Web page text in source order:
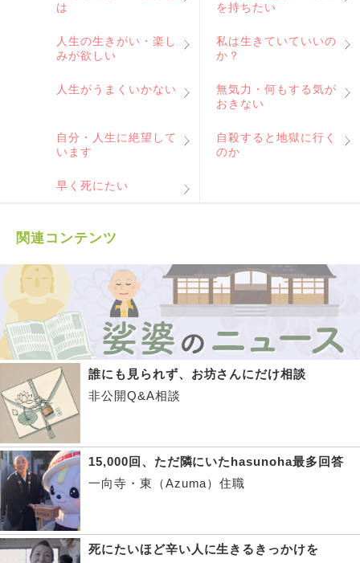
は
を持ちたい
人生の生きがい・楽し
みが欲しい
私は生きていていいの
か？
人生がうまくいかない
無気力・何もする気が
おきない
自分・人生に絶望して
います
自殺すると地獄に行く
のか
早く死にたい
関連コンテンツ
誰にも見られず、お坊さんにだけ相談
非公開Q&A相談
15,000回、ただ隣にいたhasunoha最多回答
一向寺・東（Azuma）住職
死にたいほど辛い人に生きるきっかけを